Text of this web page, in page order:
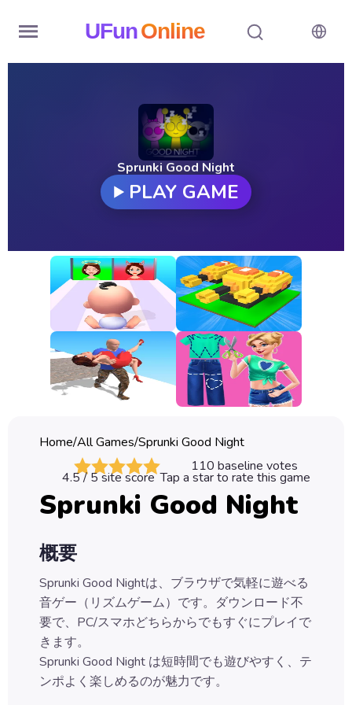
UFunOnline
New
Games
All
Games
Classic
Sprunki
Games
Car
Games
Games
Puzzle
Games
Sprunki Good Night
PLAY GAME
Home/All Games/Sprunki Good Night
110 baseline votes
4.5/ 5 site score Tap a star to rate this game
Sprunki Good Night
概要
Sprunki Good Nightは、ブラウザで気軽に遊べる
音ゲー（リズムゲーム）です。ダウンロード不
要で、PC/スマホどちらからでもすぐにプレイで
きます。
Sprunki Good Night は短時間でも遊びやすく、テ
ンポよく楽しめるのが魅力です。